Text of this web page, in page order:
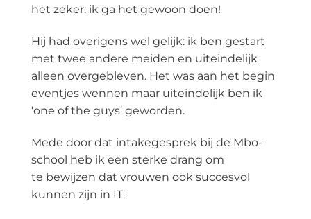
het zeker: ik ga het gewoon doen!
Hij had overigens wel gelijk: ik ben gestart
met twee andere meiden en uiteindelijk
alleen overgebleven. Het was aan het begin
eventjes wennen maar uiteindelijk ben ik
‘one of the guys’ geworden.
Mede door dat intakegesprek bij de Mbo-
school heb ik een sterke drang om
te bewijzen dat vrouwen ook succesvol
kunnen zijn in IT.